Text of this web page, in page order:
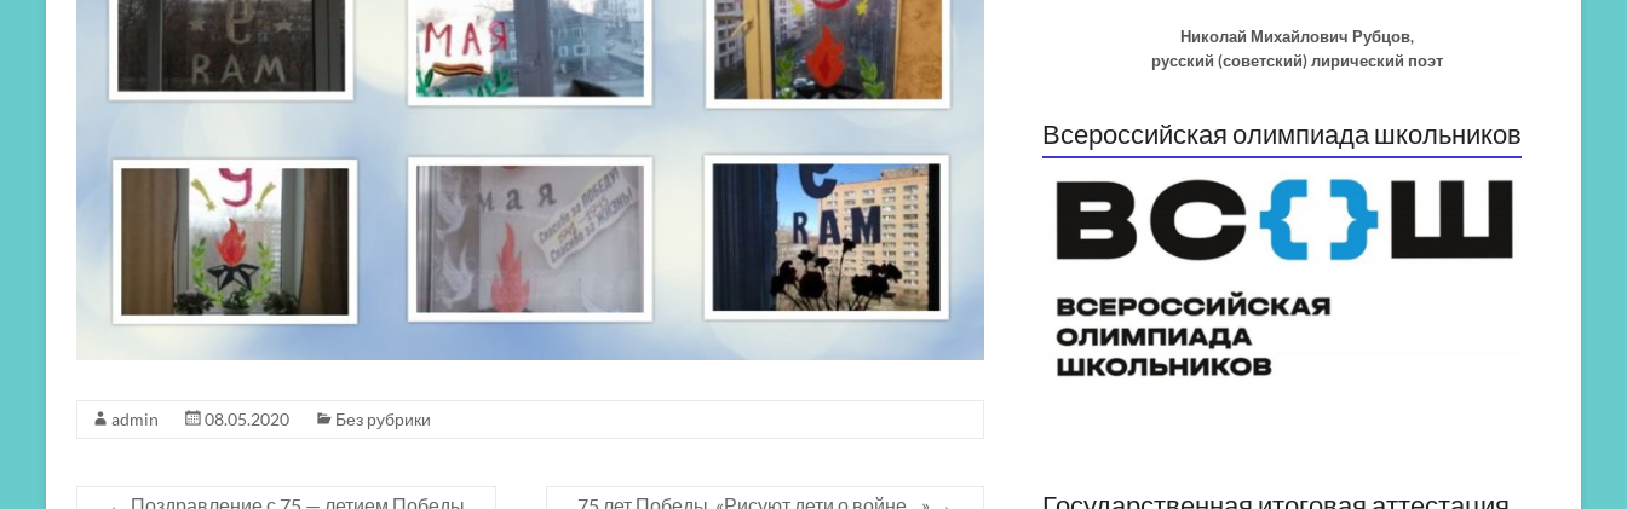
admin 08.05.2020 Без рубрики
Николай Михайлович Рубцов,
русский (советский) лирический поэт
Всероссийская олимпиада школьников